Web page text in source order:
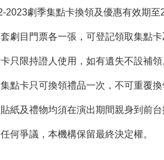
2023劇季集點卡換領及優惠有效期至
劇目門票各一張，可登記領取集點卡
只限持證人使用，如有遺失不設補領
點卡只可換領禮品一次，不可重覆換
紙及禮物均須在演出期間親身到前台
何爭議，本機構保留最終決定權。